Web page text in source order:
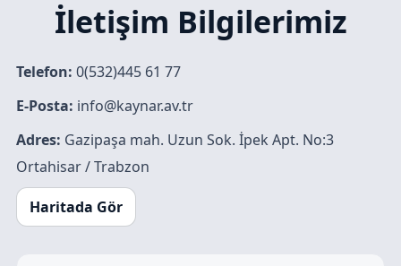
İletişim Bilgilerimiz
Telefon: 0(532)445 61 77
E-Posta: info@kaynar.av.tr
Adres: Gazipaşa mah. Uzun Sok. İpek Apt. No:3
Ortahisar / Trabzon
Haritada Gör